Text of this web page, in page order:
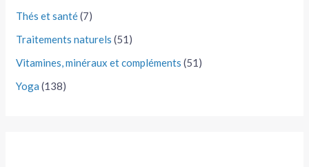
Thés et santé(7)
Traitements naturels (51)
Vitamines, minéraux et compléments (51)
Yoga (138)